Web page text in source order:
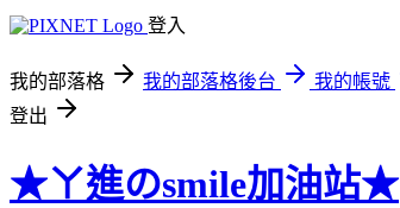
登入
我的部落格 我的部落格後台
我的帳號
登出
★ㄚ進のsmile加油站★